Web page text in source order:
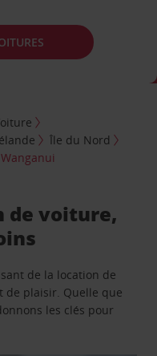
Île du Nord
de voiture,
de la location de
de plaisir. Quelle que
les clés pour